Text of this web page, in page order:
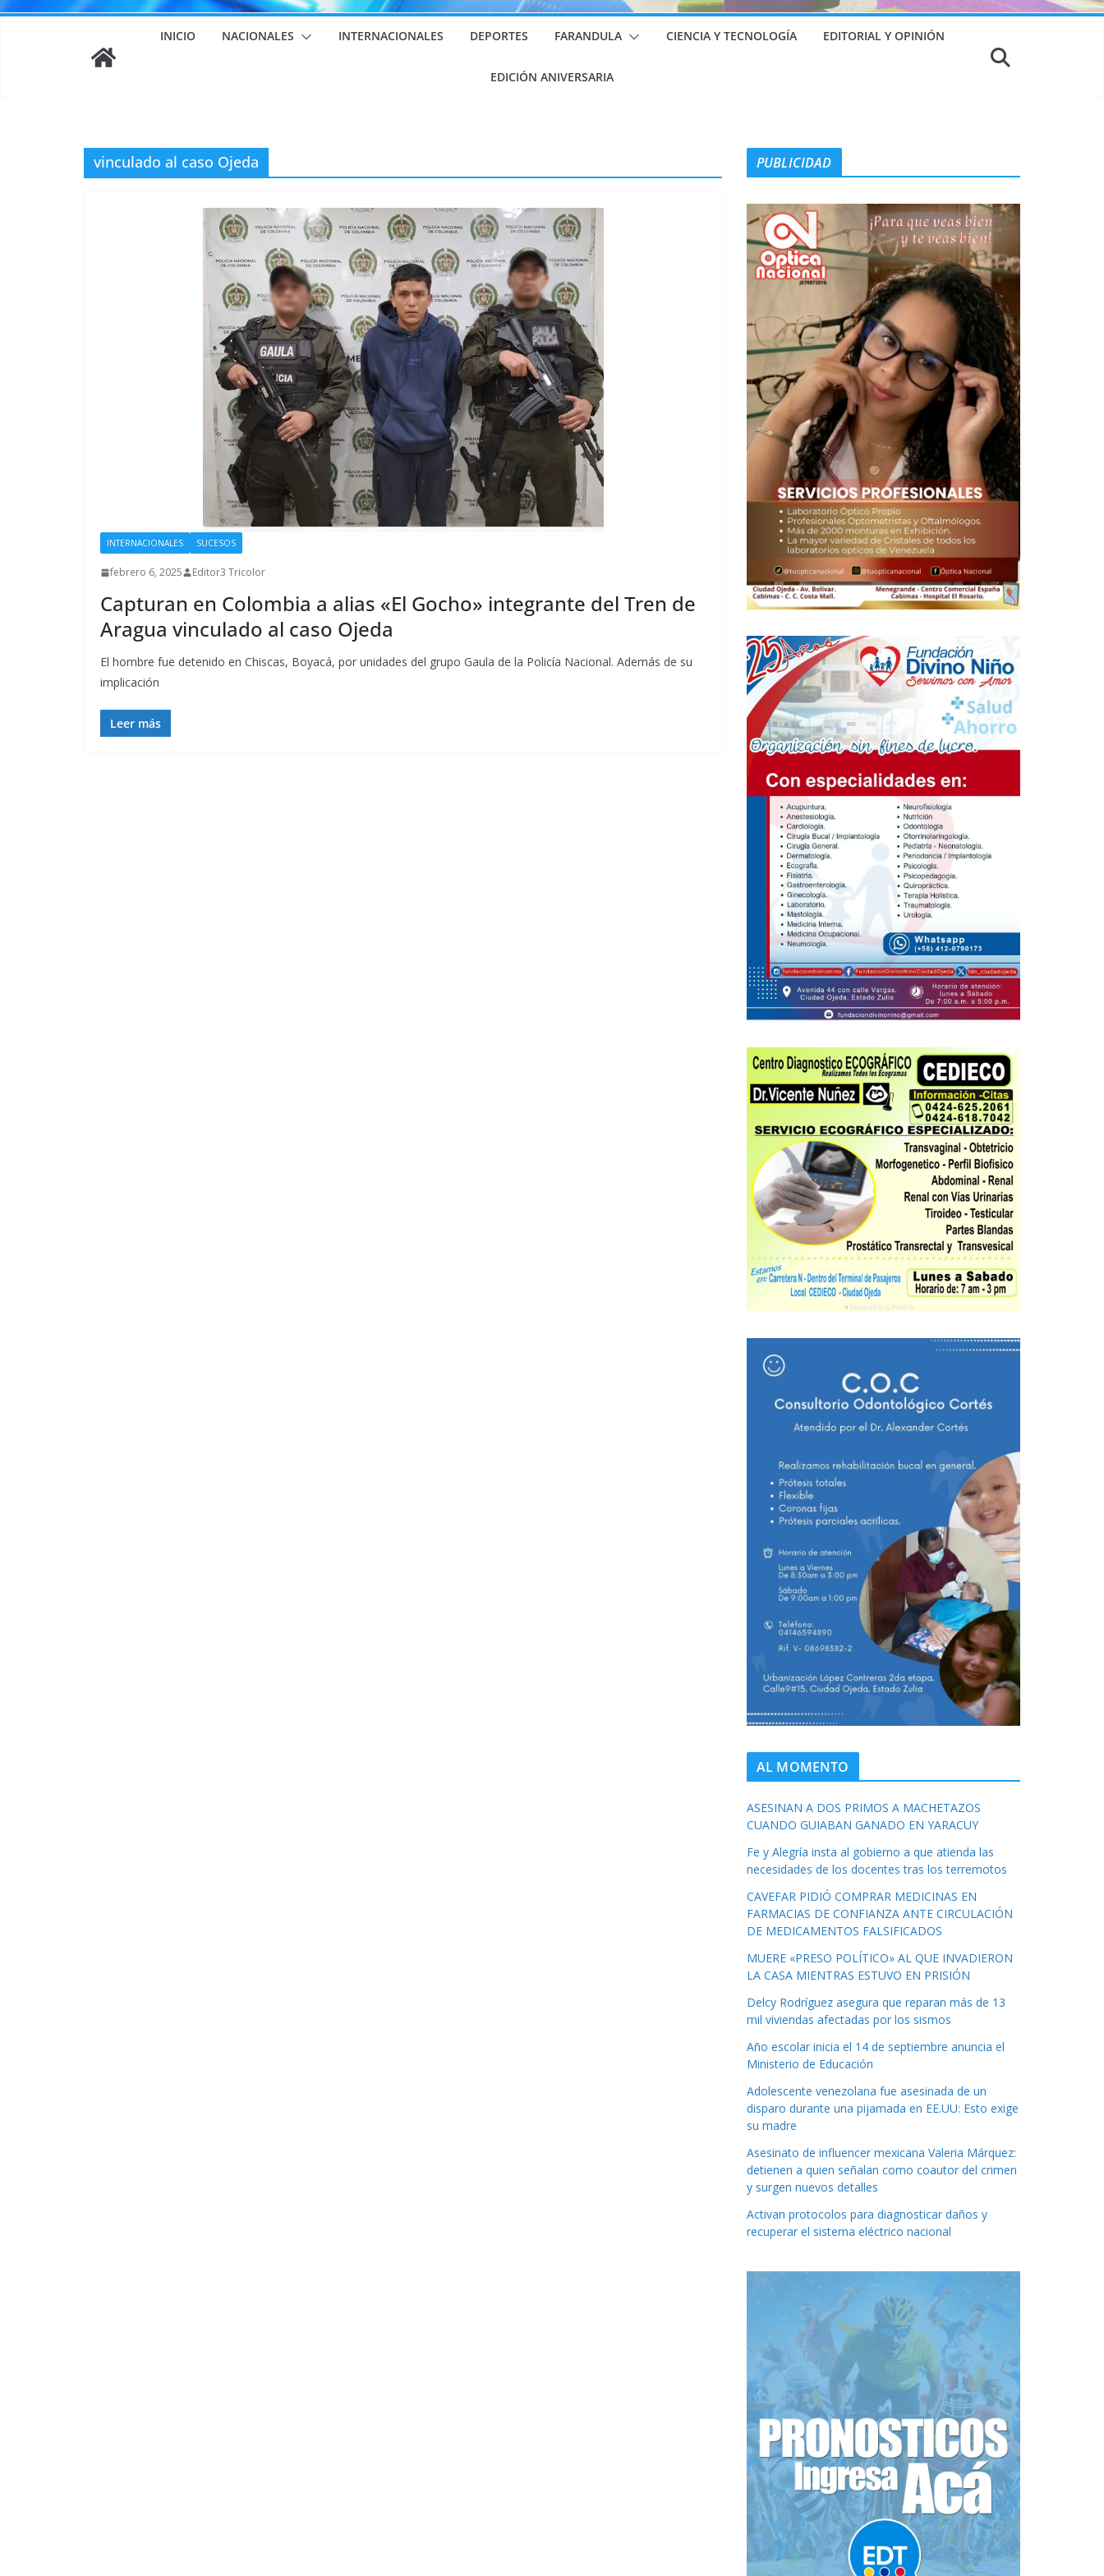
INICIO NACIONALES INTERNACIONALES DEPORTES FARANDULA CIENCIA Y TECNOLOGÍA EDITORIAL Y OPINIÓN
EDICIÓN ANIVERSARIA
vinculado al caso Ojeda
INTERNACIONALES SUCESOS
febrero 6, 2025 Editor3 Tricolor
Capturan en Colombia a alias «El Gocho» integrante del Tren de
Aragua vinculado al caso Ojeda
El hombre fue detenido en Chiscas, Boyacá, por unidades del grupo Gaula de la Policía Nacional. Además de su
implicación
Leer más
PUBLICIDAD
AL MOMENTO
ASESINAN A DOS PRIMOS A MACHETAZOS
CUANDO GUIABAN GANADO EN YARACUY
Fe y Alegría insta al gobierno a que atienda las
necesidades de los docentes tras los terremotos
CAVEFAR PIDIÓ COMPRAR MEDICINAS EN
FARMACIAS DE CONFIANZA ANTE CIRCULACIÓN
DE MEDICAMENTOS FALSIFICADOS
MUERE «PRESO POLÍTICO» AL QUE INVADIERON
LA CASA MIENTRAS ESTUVO EN PRISIÓN
Delcy Rodríguez asegura que reparan más de 13
mil viviendas afectadas por los sismos
Año escolar inicia el 14 de septiembre anuncia el
Ministerio de Educación
Adolescente venezolana fue asesinada de un
disparo durante una pijamada en EE.UU: Esto exige
su madre
Asesinato de influencer mexicana Valeria Márquez:
detienen a quien señalan como coautor del crimen
y surgen nuevos detalles
Activan protocolos para diagnosticar daños y
recuperar el sistema eléctrico nacional